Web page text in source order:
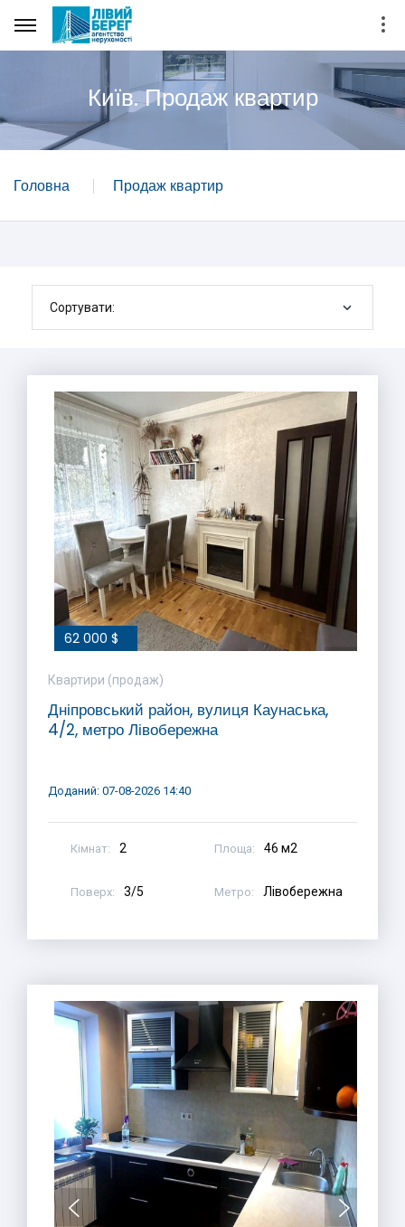
Київ. Продаж квартир
Головна Продаж квартир
Сортувати:
62 000 $
Квартири (продаж)
Дніпровський район, вулиця Каунаська,
4/2, метро Лівобережна
Доданий: 07-08-2026 14:40
Кімнат: 2 Площа: 46 м2
Поверх: 3/5 Метро: Лівобережна